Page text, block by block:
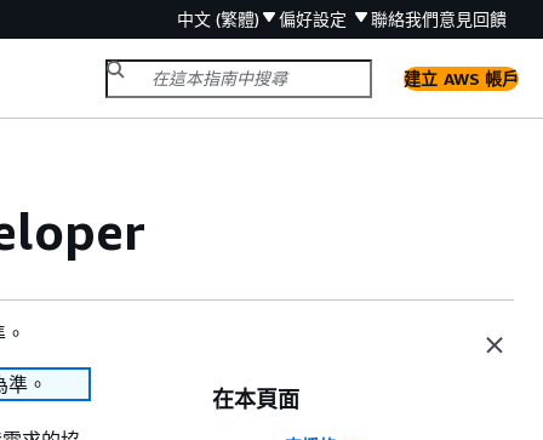
中文 (繁體) 偏好設定 聯絡我們意見回饋
建立 AWS 帳戶
。
在本頁面